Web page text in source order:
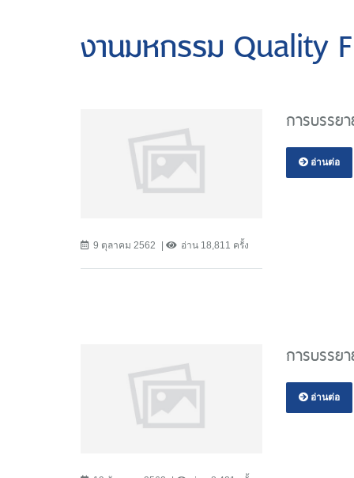
งานมหกรรม Quality
9 ตุลาคม 2562 อ่าน 18,811 ครั้ง
การบรรย
อ่านต่อ
การบรรย
อ่านต่อ